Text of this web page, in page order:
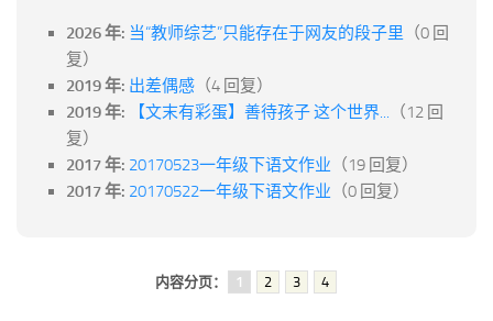
2026 年: 当“教师综艺”只能存在于网友的段子里 （0 回
复）
2019 年: 出差偶感 （4 回复）
2019 年:
【文末有彩蛋】善待孩子 这个世界... （12 回
复）
2017 年: 20170523一年级下语文作业 （19 回复）
2017 年: 20170522一年级下语文作业 （0 回复）
内容分页： 1 2 3 4